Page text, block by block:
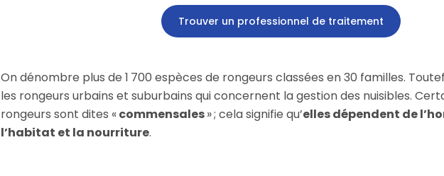
Trouver un professionnel de traitement
On dénombre plus de 1 700 espèces de rongeurs classées en 30 familles.
les rongeurs urbains et suburbains qui concernent la gestion des nuisibles.
rongeurs sont dites «commensales» ; cela signifie qu’elles dépendent de
l’habitat et la nourriture.